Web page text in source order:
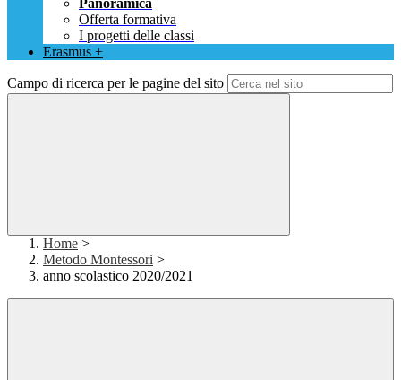
Panoramica
Offerta formativa
I progetti delle classi
Erasmus +
Campo di ricerca per le pagine del sito
Home >
Metodo Montessori >
anno scolastico 2020/2021